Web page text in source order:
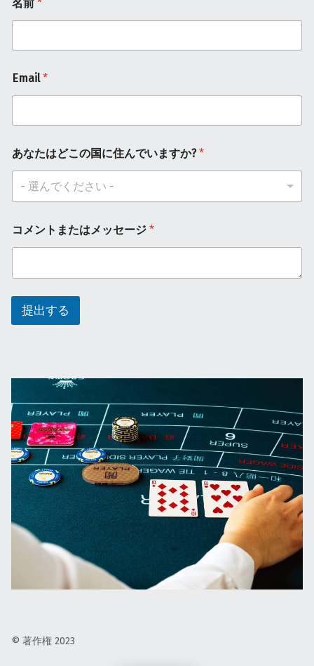
名前 *
Email*
あなたはどこの国に住んでいますか?*
- 選んでください -
コメントまたはメッセージ *
提出する
© 著作権 2023